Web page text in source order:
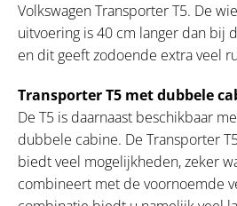
Volkswagen Transporter T5. De
uitvoering is 40 cm langer dan bij
en dit geeft zodoende extra veel
Transporter T5 met dubbele
De T5 is daarnaast beschikbaar
dubbele cabine. De Transporter
biedt veel mogelijkheden, zeker
combineert met de voornoemde